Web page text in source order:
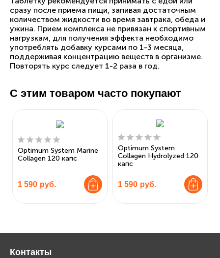
сразу после приема пищи, запивая достаточным
количеством жидкости во время завтрака, обеда и
ужина. Прием комплекса не привязан к спортивным
нагрузкам, для получения эффекта необходимо
употреблять добавку курсами по 1-3 месяца,
поддерживая концентрацию веществ в организме.
Повторять курс следует 1-2 раза в год.
С этим товаром часто покупают
Optimum System Marine
Collagen 120 капс
1 590 руб.
Optimum System
Collagen Hydrolyzed 120
капс
1 590 руб.
Контакты